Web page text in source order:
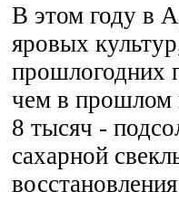
В этом году в
яровых
прошлогодних
чем в прошлом
8 тысяч -
сахарной